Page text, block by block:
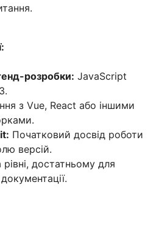
розробки: JavaScript
з Vue, React або іншими
Початковий досвід роботи
версій.
рівні, достатньому для